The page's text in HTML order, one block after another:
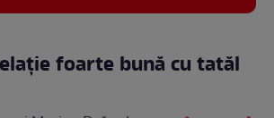
foarte bună cu tatăl